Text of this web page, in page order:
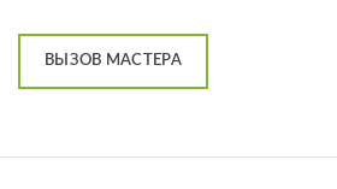
ВЫЗОВ МАСТЕРА